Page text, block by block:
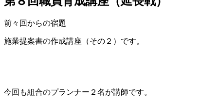
前々回からの宿題
施業提案書の作成講座（その２）です。
今回も組合のプランナー２名が講師です。